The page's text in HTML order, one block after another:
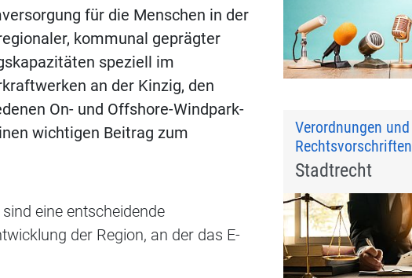
für die Menschen in der
kommunal geprägter
speziell im
an der Kinzig, den
On- und Offshore-Windpark-
wichtigen Beitrag zum
eine entscheidende
der Region, an der das E-
Verordnungen und
Rechtsvorschriften
Stadtrecht